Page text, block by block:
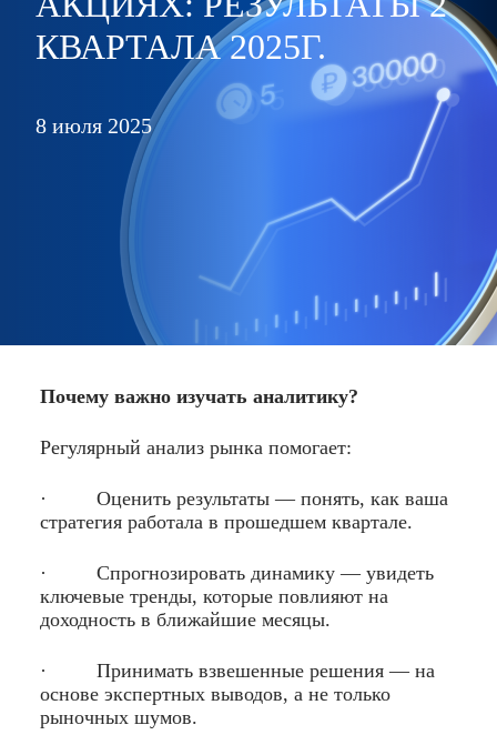
КВАРТАЛА 2025Г.
8 июля 2025
Почему важно изучать аналитику?
Регулярный анализ рынка помогает:
· Оценить результаты — понять, как ваша
стратегия работала в прошедшем квартале.
· Спрогнозировать динамику — увидеть
ключевые тренды, которые повлияют на
доходность в ближайшие месяцы.
· Принимать взвешенные решения — на
основе экспертных выводов, а не только
рыночных шумов.